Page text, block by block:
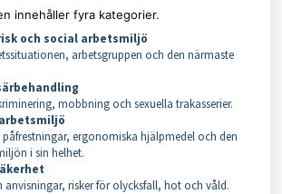
innehåller fyra kategorier.
och social arbetsmiljö
arbetsgruppen och den närmaste
mobbning och sexuella trakasserier.
ergonomiska hjälpmedel och den
i sin helhet.
anvisningar, risker för olycksfall, hot och våld.